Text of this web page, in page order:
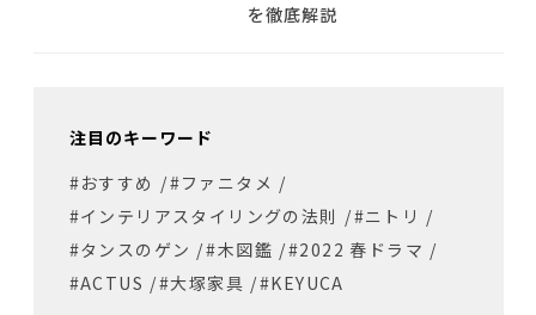
を徹底解説
注目のキーワード
#おすすめ /#ファニタメ /
#インテリアスタイリングの法則 /#ニトリ /
#タンスのゲン /#木図鑑 /#2022 春ドラマ /
#ACTUS /#大塚家具 /#KEYUCA